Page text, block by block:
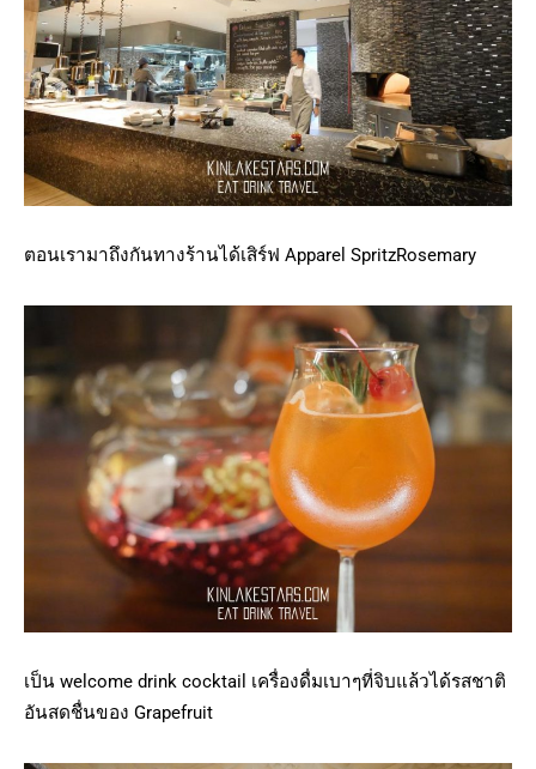
ตอนเรามาถึงกันทางร้านได้เสิร์ฟ Apparel SpritzRosemary
เป็น welcome drink cocktail เครื่องดื่มเบาๆที่จิบแล้วได้รสชาติ
อันสดชื่นของ Grapefruit